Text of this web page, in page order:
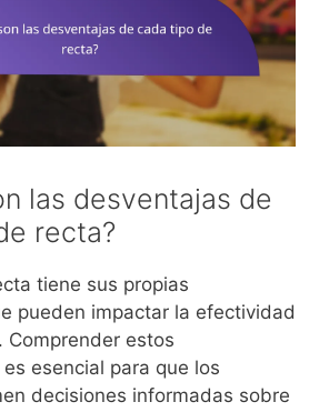
las desventajas de
recta?
tiene sus propias
pueden impactar la efectividad
Comprender estos
esencial para que los
decisiones informadas sobre